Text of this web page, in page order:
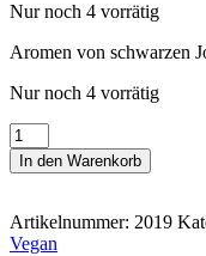
Nur noch 4 vorrätig
Aromen von schwarzen
Nur noch 4 vorrätig
Hemer
Scheurebe
Sekt
trocken
Menge
In den Warenkorb
Artikelnummer: 2019
Vegan